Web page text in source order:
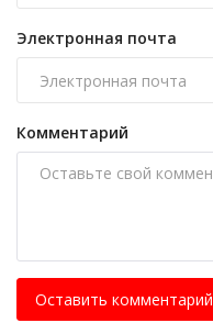
Электронная почта
Комментарий
Оставить комментарий